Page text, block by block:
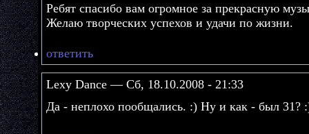
Ребят спасибо вам огромное за прекрасную
Желаю творческих успехов и удачи по жизни.
ответить
Lexy Dance — Сб, 18.10.2008 - 21:33
Да - неплохо пообщались. :) Ну и как - был 31?